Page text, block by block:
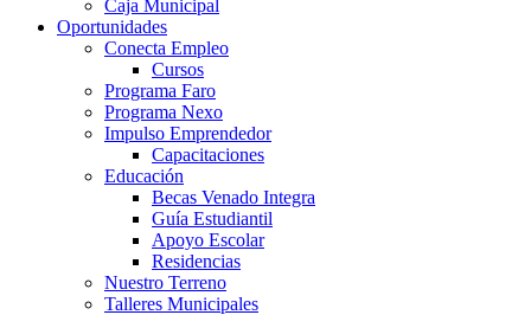
Caja Municipal
Oportunidades
Conecta Empleo
Cursos
Programa Faro
Programa Nexo
Impulso Emprendedor
Capacitaciones
Educación
Becas Venado Integra
Guía Estudiantil
Apoyo Escolar
Residencias
Nuestro Terreno
Talleres Municipales